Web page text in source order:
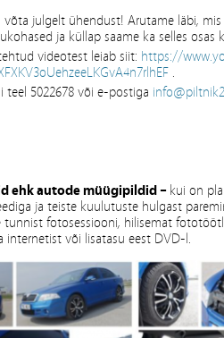
võta julgelt ühendust! Arutame läbi,
ja küllap saame ka selles osas
videotest leiab siit: https://
.
teel 5022678 või e-postiga
ehk autode müügipildid – kui on
ja teiste kuulutuste hulgast
tunnist fotosessiooni, hilisemat
internetist või lisatasu eest DVD-l.